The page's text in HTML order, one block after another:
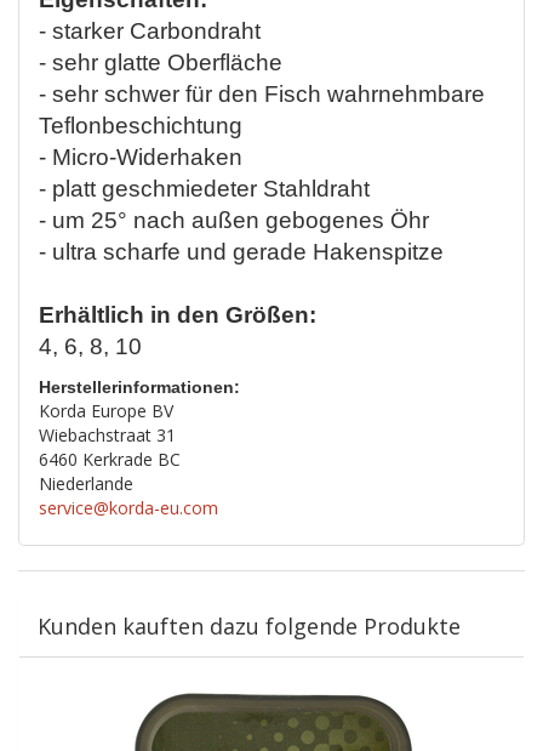
- starker Carbondraht
- sehr glatte Oberfläche
- sehr schwer für den Fisch wahrnehmbare
Teflonbeschichtung
- Micro-Widerhaken
- platt geschmiedeter Stahldraht
- um 25° nach außen gebogenes Öhr
- ultra scharfe und gerade Hakenspitze
Erhältlich in den Größen:
4, 6, 8, 10
Herstellerinformationen:
Korda Europe BV
Wiebachstraat 31
6460 Kerkrade BC
Niederlande
service@korda-eu.com
Kunden kauften dazu folgende Produkte